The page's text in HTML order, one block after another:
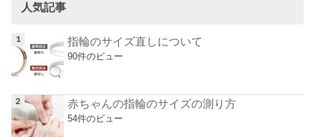
人気記事
指輪のサイズ直しについて
90件のビュー
赤ちゃんの指輪のサイズの測り方
54件のビュー